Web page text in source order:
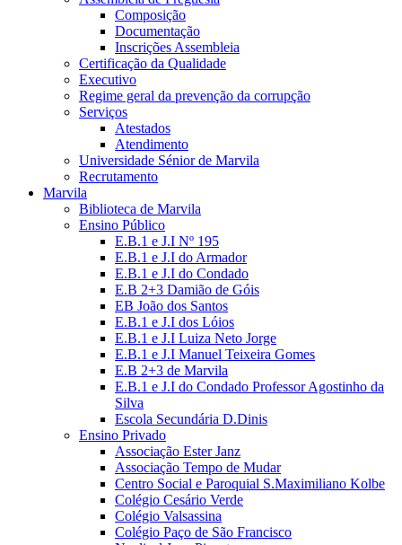
Composição
Documentação
Inscrições Assembleia
Certificação da Qualidade
Executivo
Regime geral da prevenção da corrupção
Serviços
Atestados
Atendimento
Universidade Sénior de Marvila
Recrutamento
Marvila
Biblioteca de Marvila
Ensino Público
E.B.1 e J.I Nº 195
E.B.1 e J.I do Armador
E.B.1 e J.I do Condado
E.B 2+3 Damião de Góis
EB João dos Santos
E.B.1 e J.I dos Lóios
E.B.1 e J.I Luiza Neto Jorge
E.B.1 e J.I Manuel Teixeira Gomes
E.B 2+3 de Marvila
E.B.1 e J.I do Condado Professor Agostinho da
Silva
Escola Secundária D.Dinis
Ensino Privado
Associação Ester Janz
Associação Tempo de Mudar
Centro Social e Paroquial S.Maximiliano Kolbe
Colégio Cesário Verde
Colégio Valsassina
Colégio Paço de São Francisco